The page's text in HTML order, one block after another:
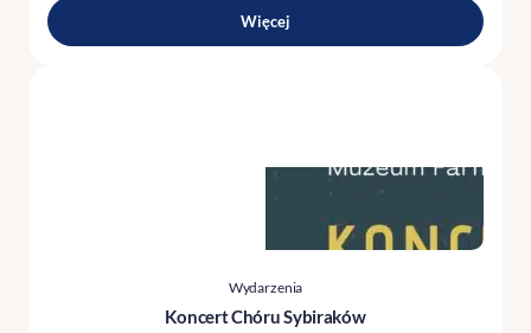
Więcej
Wydarzenia
Koncert Chóru Sybiraków